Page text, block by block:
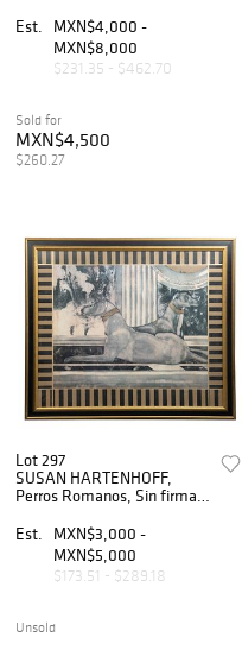
cm medidas totales
Est.
MXN$4,000 -
MXN$8,000
$231.35 - $462.70
Sold for
MXN$4,500
$260.27
Lot 297
SUSAN HARTENHOFF,
Perros Romanos, Sin firma
Est.
MXN$3,000 -
MXN$5,000
$173.51 - $289.18
Unsold